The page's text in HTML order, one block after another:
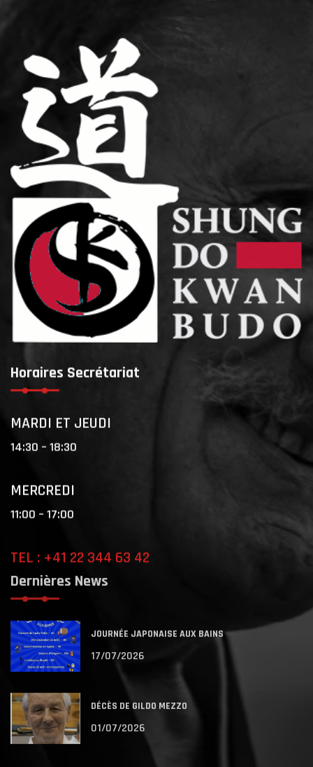
Horaires Secrétariat
MARDI ET JEUDI
14:30 – 18:30
MERCREDI
11:00 – 17:00
TEL : +41 22 344 63 42
Dernières News
JOURNÉE JAPONAISE AUX BAINS
17/07/2026
DÉCÈS DE GILDO MEZZO
01/07/2026